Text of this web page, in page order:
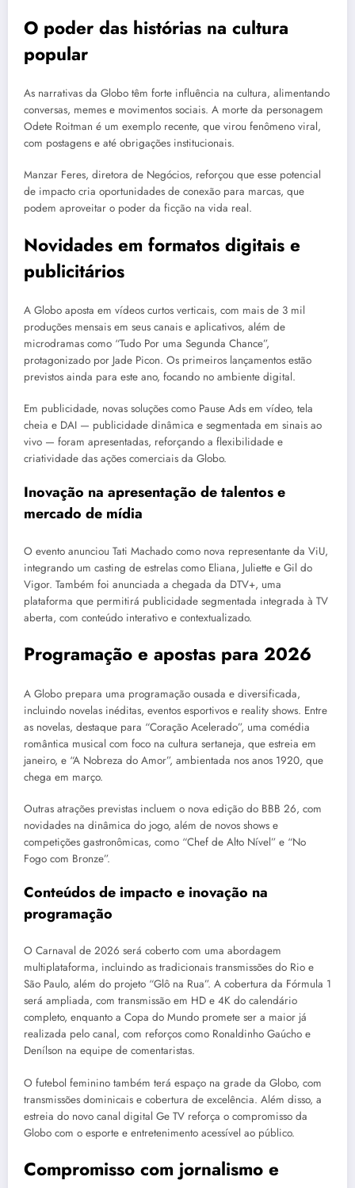
O poder das histórias na cultura
popular
As narrativas da Globo têm forte influência na cultura, alimentando
conversas, memes e movimentos sociais. A morte da personagem
Odete Roitman é um exemplo recente, que virou fenômeno viral,
com postagens e até obrigações institucionais.
Manzar Feres, diretora de Negócios, reforçou que esse potencial
de impacto cria oportunidades de conexão para marcas, que
podem aproveitar o poder da ficção na vida real.
Novidades em formatos digitais e
publicitários
A Globo aposta em vídeos curtos verticais, com mais de 3 mil
produções mensais em seus canais e aplicativos, além de
microdramas como “Tudo Por uma Segunda Chance”,
protagonizado por Jade Picon. Os primeiros lançamentos estão
previstos ainda para este ano, focando no ambiente digital.
Em publicidade, novas soluções como Pause Ads em vídeo, tela
cheia e DAI — publicidade dinâmica e segmentada em sinais ao
vivo — foram apresentadas, reforçando a flexibilidade e
criatividade das ações comerciais da Globo.
Inovação na apresentação de talentos e
mercado de mídia
O evento anunciou Tati Machado como nova representante da ViU,
integrando um casting de estrelas como Eliana, Juliette e Gil do
Vigor. Também foi anunciada a chegada da DTV+, uma
plataforma que permitirá publicidade segmentada integrada à TV
aberta, com conteúdo interativo e contextualizado.
Programação e apostas para 2026
A Globo prepara uma programação ousada e diversificada,
incluindo novelas inéditas, eventos esportivos e reality shows. Entre
as novelas, destaque para “Coração Acelerado”, uma comédia
romântica musical com foco na cultura sertaneja, que estreia em
janeiro, e “A Nobreza do Amor”, ambientada nos anos 1920, que
chega em março.
Outras atrações previstas incluem o nova edição do BBB 26, com
novidades na dinâmica do jogo, além de novos shows e
competições gastronômicas, como “Chef de Alto Nível” e “No
Fogo com Bronze”.
Conteúdos de impacto e inovação na
programação
O Carnaval de 2026 será coberto com uma abordagem
multiplataforma, incluindo as tradicionais transmissões do Rio e
São Paulo, além do projeto “Glô na Rua”. A cobertura da Fórmula 1
será ampliada, com transmissão em HD e 4K do calendário
completo, enquanto a Copa do Mundo promete ser a maior já
realizada pelo canal, com reforços como Ronaldinho Gaúcho e
Denílson na equipe de comentaristas.
O futebol feminino também terá espaço na grade da Globo, com
transmissões dominicais e cobertura de excelência. Além disso, a
estreia do novo canal digital Ge TV reforça o compromisso da
Globo com o esporte e entretenimento acessível ao público.
Compromisso com jornalismo e